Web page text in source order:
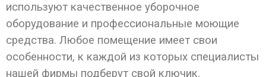
используют качественное уборочное
оборудование и профессиональные моющие
средства. Любое помещение имеет свои
особенности, к каждой из которых специалисты
нашей фирмы подберут свой ключик.